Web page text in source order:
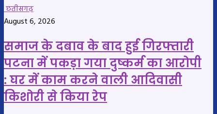
छतीसगढ़
August 6, 2026
समाज के दबाव के बाद हुई गिरफ्तारी
पटना में पकड़ा गया दुष्कर्म का आरोपी
: घर में काम करने वाली आदिवासी
किशोरी से किया रेप